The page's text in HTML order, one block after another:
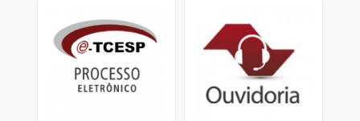
Sistema de Processo
Eletrônico
Ouvidoria do
TCESP: Central de
Atendimento
0800.800.7575